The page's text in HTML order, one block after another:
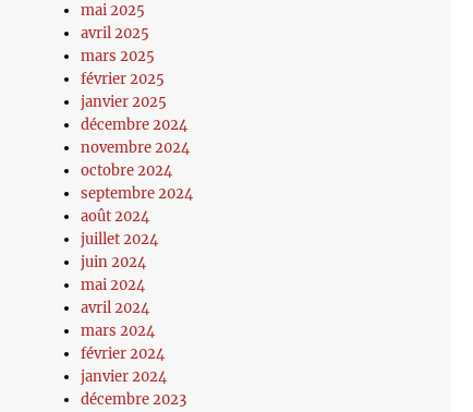
mai 2025
avril 2025
mars 2025
février 2025
janvier 2025
décembre 2024
novembre 2024
octobre 2024
septembre 2024
août 2024
juillet 2024
juin 2024
mai 2024
avril 2024
mars 2024
février 2024
janvier 2024
décembre 2023